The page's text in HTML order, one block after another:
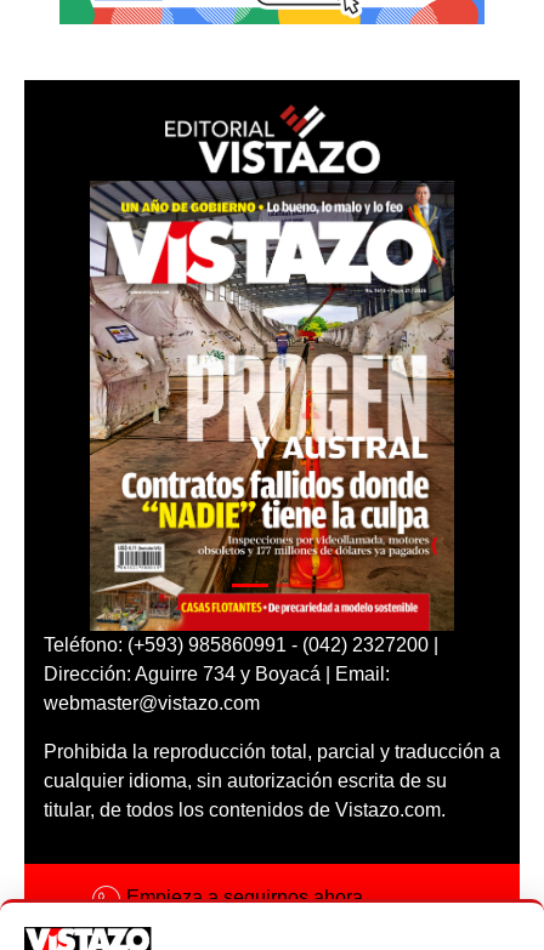
Teléfono: (+593) 985860991 - (042) 2327200 |
Dirección: Aguirre 734 y Boyacá | Email:
webmaster@vistazo.com
Prohibida la reproducción total, parcial y traducción a
cualquier idioma, sin autorización escrita de su
titular, de todos los contenidos de Vistazo.com.
Empieza a seguirnos ahora